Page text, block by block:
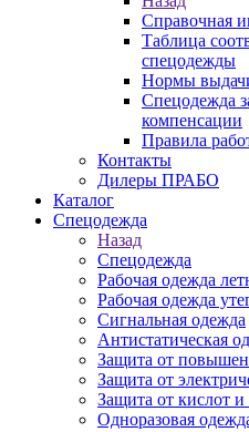
Справочная
Таблица
спецодежды
Нормы
Спецодежда
компенсации
Правила
Контакты
Дилеры ПРАБО
Каталог
Спецодежда
Назад
Спецодежда
Рабочая одежда
Рабочая одежда
Сигнальная одежда
Антистатическая
Защита от
Защита от
Защита от кислот
Одноразовая